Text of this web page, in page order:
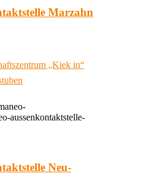
Marzahn
„Kiek in“
aussenkontaktstelle-
Neu-